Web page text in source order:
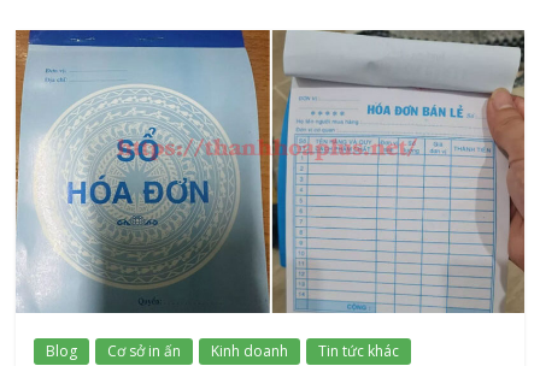
Blog Cơ sở in ấn Kinh doanh Tin tức khác